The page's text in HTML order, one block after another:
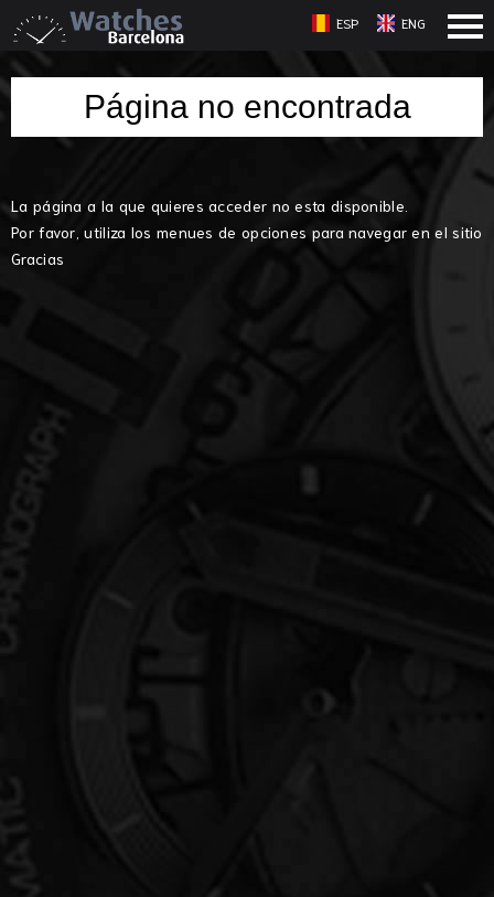
ESP ENG
Página no encontrada
La página a la que quieres acceder no esta disponible.
Por favor, utiliza los menues de opciones para navegar en el sitio
Gracias